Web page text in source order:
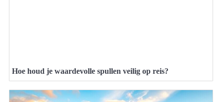
Hoe houd je waardevolle spullen veilig op reis?